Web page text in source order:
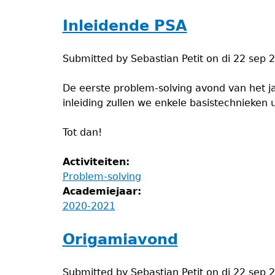
Inleidende PSA
Submitted by Sebastian Petiton di 22 sep
De eerste problem-solving avond van het
inleiding zullen we enkele
Tot dan!
Activiteiten:
Problem-solving
Academiejaar:
2020-2021
Origamiavond
Submitted by Sebastian Petiton di 22 sep